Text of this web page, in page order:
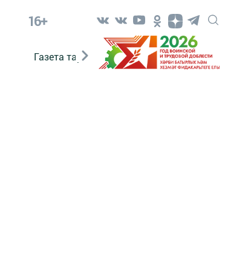
16+
Газета тарихы Әкият Әкият